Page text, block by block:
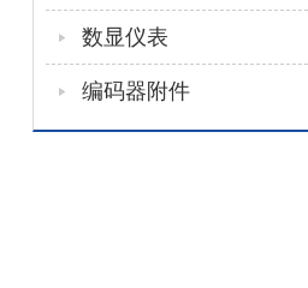
数显仪表
编码器附件